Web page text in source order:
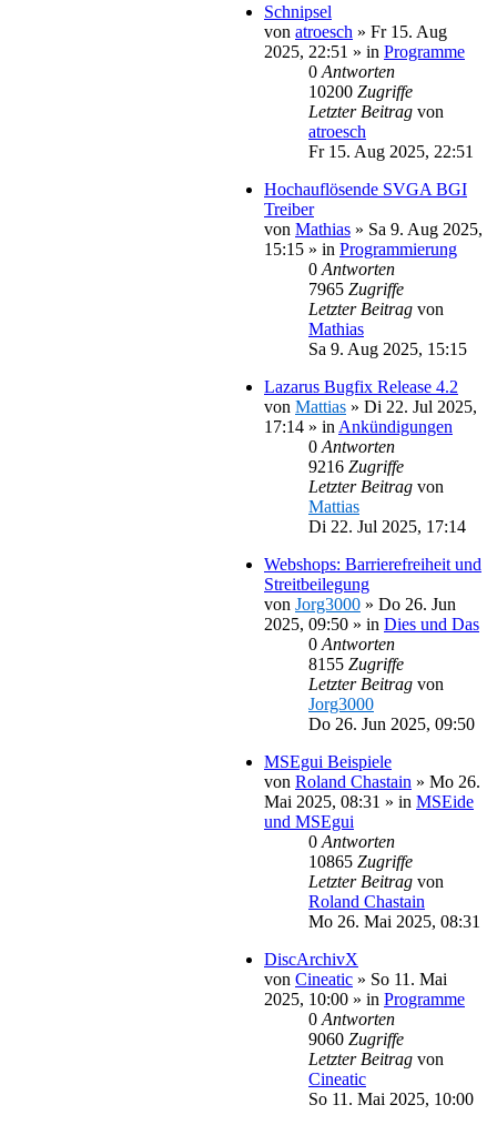
Schnipsel
von atroesch » Fr 15. Aug
2025, 22:51 » in Programme
0 Antworten
10200 Zugriffe
Letzter Beitrag von
atroesch
Fr 15. Aug 2025, 22:51
Hochauflösende SVGA BGI
Treiber
von Mathias » Sa 9. Aug 2025,
15:15 » in Programmierung
0 Antworten
7965 Zugriffe
Letzter Beitrag von
Mathias
Sa 9. Aug 2025, 15:15
Lazarus Bugfix Release 4.2
von Mattias » Di 22. Jul 2025,
17:14 » in Ankündigungen
0 Antworten
9216 Zugriffe
Letzter Beitrag von
Mattias
Di 22. Jul 2025, 17:14
Webshops: Barrierefreiheit und
Streitbeilegung
von Jorg3000 » Do 26. Jun
2025, 09:50 » in Dies und Das
0 Antworten
8155 Zugriffe
Letzter Beitrag von
Jorg3000
Do 26. Jun 2025, 09:50
MSEgui Beispiele
von Roland Chastain » Mo 26.
Mai 2025, 08:31 » in MSEide
und MSEgui
0 Antworten
10865 Zugriffe
Letzter Beitrag von
Roland Chastain
Mo 26. Mai 2025, 08:31
DiscArchivX
von Cineatic » So 11. Mai
2025, 10:00 » in Programme
0 Antworten
9060 Zugriffe
Letzter Beitrag von
Cineatic
So 11. Mai 2025, 10:00